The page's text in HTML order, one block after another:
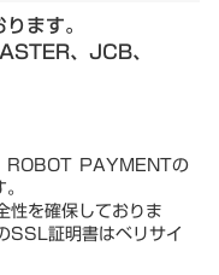
ます。
、JCB、
ROBOT PAYMENTの
を確保しておりま
証明書はベリサイ